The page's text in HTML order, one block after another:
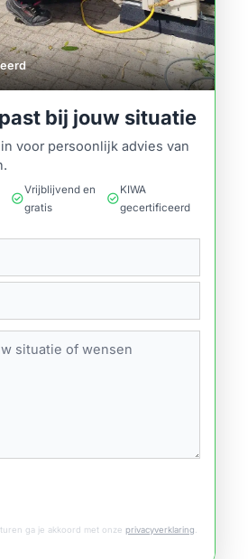
bij jouw situatie
voor persoonlijk advies van
check_circle
Vrijblijvend en
gratis
check_circle
KIWA
gecertificeerd
ga je akkoord met onze privacyverklaring.